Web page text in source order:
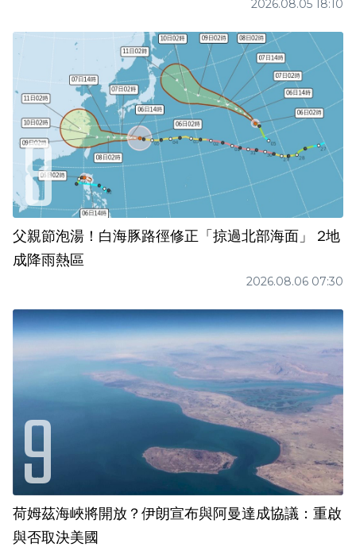
2026.08.05 18:10
父親節泡湯！白海豚路徑修正「掠過北部海面」 2地
成降雨熱區
2026.08.06 07:30
荷姆茲海峽將開放？伊朗宣布與阿曼達成協議：重啟
與否取決美國